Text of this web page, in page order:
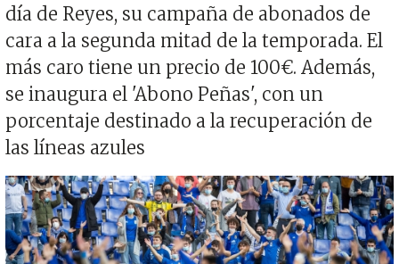
día de Reyes, su campaña de abonados de
cara a la segunda mitad de la temporada. El
más caro tiene un precio de 100€. Además,
se inaugura el 'Abono Peñas', con un
porcentaje destinado a la recuperación de
las líneas azules
Imagen